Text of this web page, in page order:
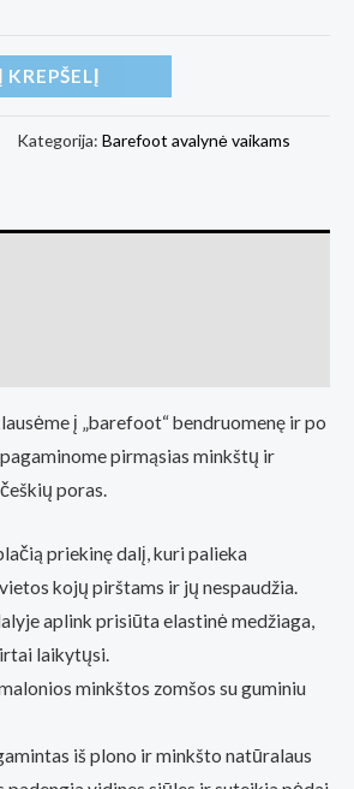
Į KREPŠELĮ
Kategorija: Barefoot avalynė vaikams
į „barefoot“ bendruomenę ir po
pirmąsias minkštų ir
poras.
priekinę dalį, kuri palieka
kojų pirštams ir jų nespaudžia.
aplink prisiūta elastinė medžiaga,
laikytųsi.
minkštos zomšos su guminiu
iš plono ir minkšto natūralaus